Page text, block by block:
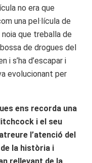
no era que
una pel·lícula de
que treballa de
de drogues del
i s’ha d’escapar i
evolucionant per
ens recorda una
i el seu
l’atenció del
la història i